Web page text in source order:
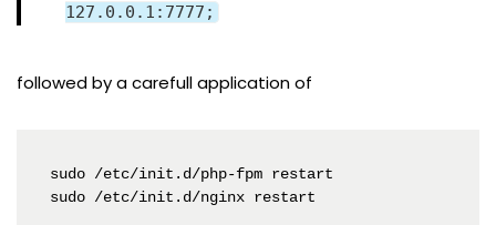
127.0.0.1:7777;
followed by a carefull application of
sudo /etc/init.d/php-fpm restart
sudo /etc/init.d/nginx restart